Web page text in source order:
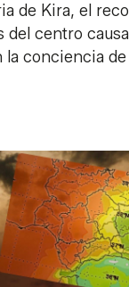
de Kira, el
del centro
la conciencia